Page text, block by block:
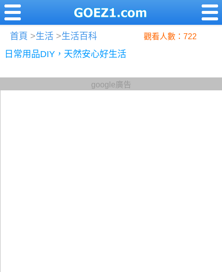
首頁 >生活 >生活百科 觀看人數：722
日常用品DIY，天然安心好生活
google廣告